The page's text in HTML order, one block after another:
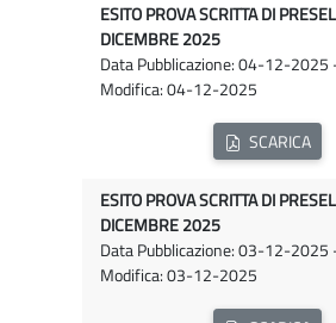
ESITO PROVA SCRITTA DI
DICEMBRE 2025
Data Pubblicazione: 04-12-2025
Modifica: 04-12-2025
SCARICA
ESITO PROVA SCRITTA DI
DICEMBRE 2025
Data Pubblicazione: 03-12-2025
Modifica: 03-12-2025